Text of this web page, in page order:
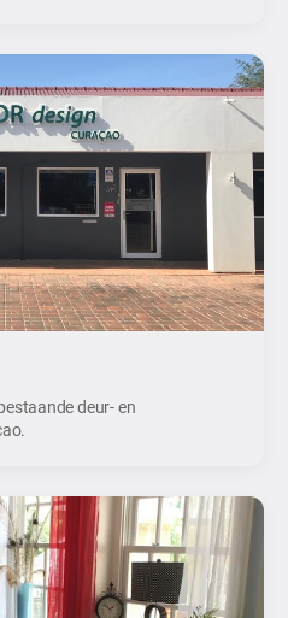
deur- en